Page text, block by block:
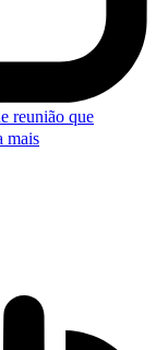
reunião que
mais